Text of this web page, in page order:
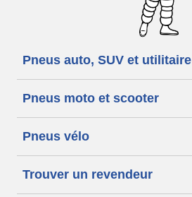
Pneus auto, SUV et utilitaire
Pneus moto et scooter
Pneus vélo
Trouver un revendeur